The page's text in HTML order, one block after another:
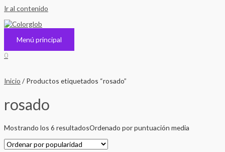
Ir al contenido
Menú principal
0
Inicio / Productos etiquetados “rosado”
rosado
Mostrando los 6 resultadosOrdenado por puntuación media